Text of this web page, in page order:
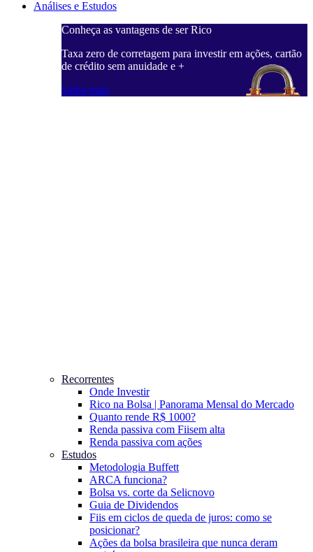
Análises e Estudos
Conheça as vantagens de ser Rico
Taxa zero de corretagem para investir em ações, cartão
de crédito sem anuidade e +
Saiba mais
Recorrentes
Onde Investir
Rico na Bolsa | Panorama Mensal do Mercado
Quanto rende R$ 1000?
Renda passiva com Fiisem alta
Renda passiva com ações
Estudos
Metodologia Buffett
ARCA funciona?
Bolsa vs. corte da Selicnovo
Guia de Dividendos
Fiis em ciclos de queda de juros: como se
posicionar?
Ações da bolsa brasileira que nunca deram